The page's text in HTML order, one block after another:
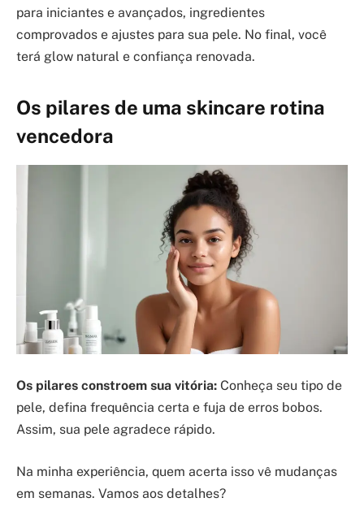
para iniciantes e avançados, ingredientes
comprovados e ajustes para sua pele. No final, você
terá glow natural e confiança renovada.
Os pilares de uma skincare rotina
vencedora
Os pilares constroem sua vitória: Conheça seu tipo de
pele, defina frequência certa e fuja de erros bobos.
Assim, sua pele agradece rápido.
Na minha experiência, quem acerta isso vê mudanças
em semanas. Vamos aos detalhes?